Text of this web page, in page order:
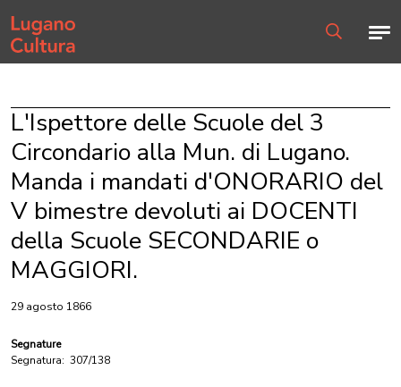
Home page
L'Ispettore delle Scuole del 3
Circondario alla Mun. di Lugano.
Manda i mandati d'ONORARIO del
V bimestre devoluti ai DOCENTI
della Scuole SECONDARIE o
MAGGIORI.
29 agosto 1866
Segnature
Segnatura: 307/138